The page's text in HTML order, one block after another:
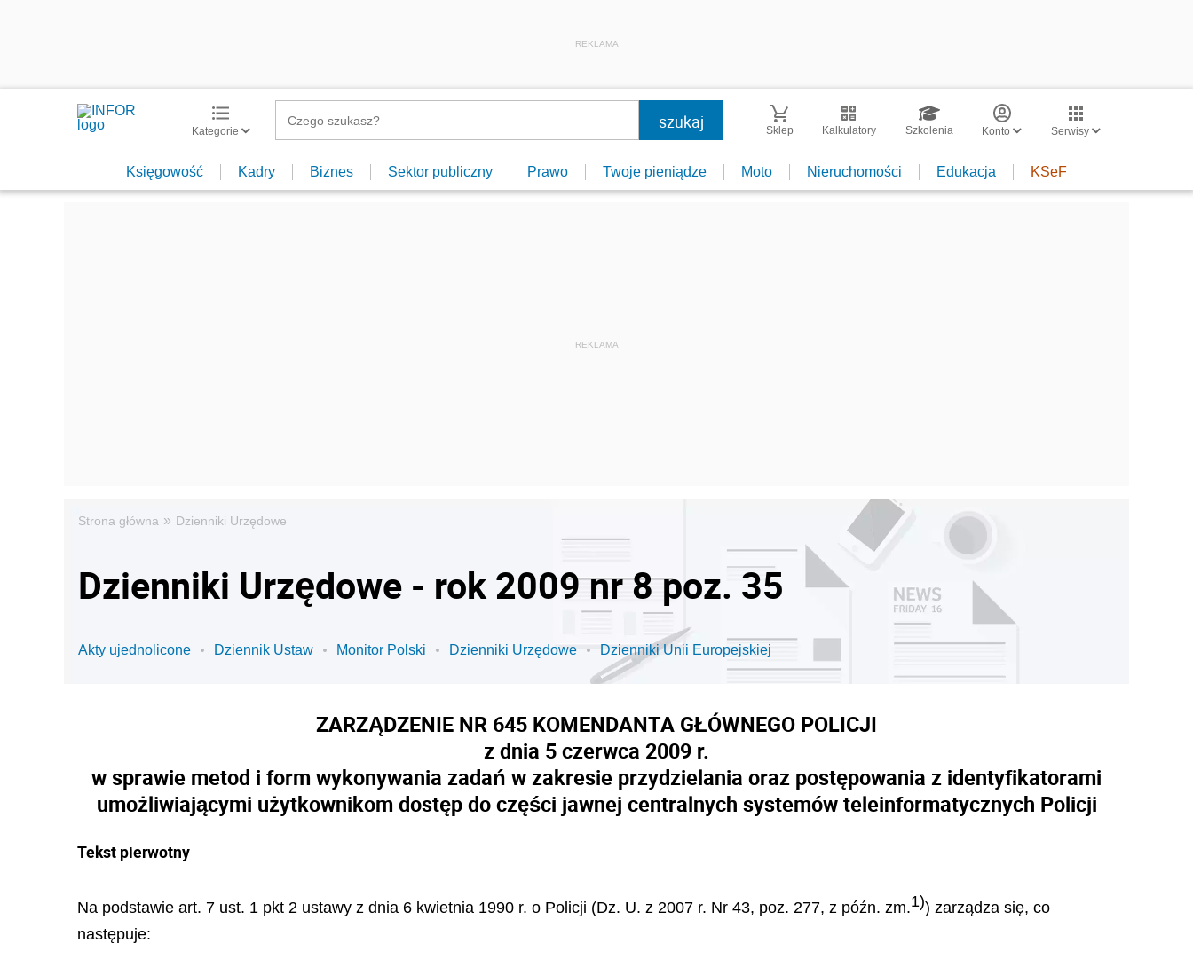
REKLAMA
Kategorie Sklep Kalkulatory Szkolenia Konto Serwisy
Księgowość Kadry Biznes Sektor publiczny Prawo Twoje pieniądze Moto Nieruchomości Edukacja KSeF
Strona główna » Dzienniki Urzędowe
Dzienniki Urzędowe - rok 2009 nr 8 poz. 35
Akty ujednolicone Dziennik Ustaw Monitor Polski Dzienniki Urzędowe Dzienniki Unii Europejskiej
ZARZĄDZENIE NR 645 KOMENDANTA GŁÓWNEGO POLICJI
z dnia 5 czerwca 2009 r.
w sprawie metod i form wykonywania zadań w zakresie przydzielania oraz postępowania z identyfikatorami
umożliwiającymi użytkownikom dostęp do części jawnej centralnych systemów teleinformatycznych Policji
Tekst pierwotny
Na podstawie art. 7 ust. 1 pkt 2 ustawy z dnia 6 kwietnia 1990 r. o Policji (Dz. U. z 2007 r. Nr 43, poz. 277, z późn. zm.1)) zarządza się, co
następuje: